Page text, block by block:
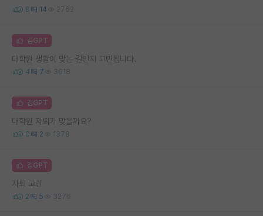
8 14 2762
김GPT
대학원 생활이 맞는 길인지 고민됩니다.
4 7 3618
김GPT
대학원 자퇴가 맞을까요?
0 2 1378
김GPT
자퇴 고민
2 5 3276